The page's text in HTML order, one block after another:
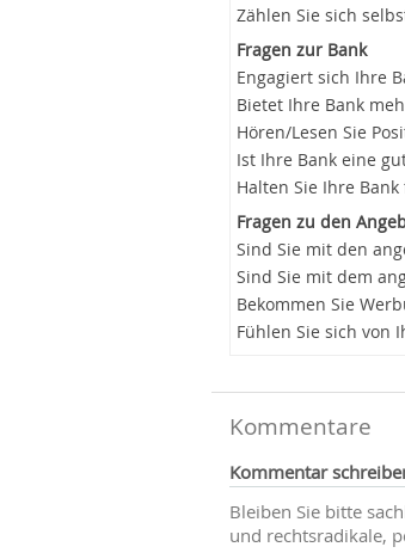
Zählen Sie sich
Fragen zur Bank
Engagiert sich Ihre
Bietet Ihre Bank
Hören/Lesen Sie
Ist Ihre Bank eine
Halten Sie Ihre
Fragen zu den
Sind Sie mit den
Sind Sie mit dem
Bekommen Sie
Fühlen Sie sich von
Kommentare
Kommentar
Bleiben Sie bitte
und rechtsradikale,